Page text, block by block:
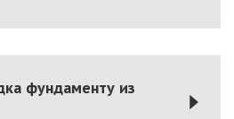
фундаменту из